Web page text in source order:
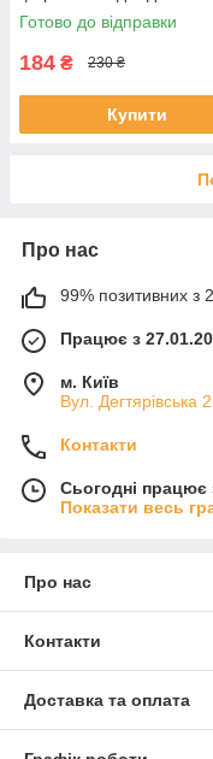
(Японія) 100 мл
Готово до відправки
184 ₴ 230 ₴
Купити
Про нас
99% позитивних з
Працює з
м. Київ
Вул. Дегтярівська
Контакти
Сьогодні працює
Показати весь
Про нас
Контакти
Доставка та оплата